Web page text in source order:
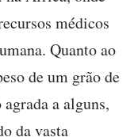
médicos
Quanto ao
de um grão de
a alguns,
da vasta